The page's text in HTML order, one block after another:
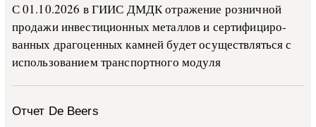
С 01.10.2026 в ГИИС ДМДК от­ра­же­ние роз­ни­ч­ной
про­да­жи ин­ве­сти­ци­он­ных ме­тал­лов и сер­ти­фи­ци­ро­
ван­ных дра­го­цен­ных ка­м­ней бу­дет осу­ще­ств­лять­ся с
ис­поль­зо­ва­ни­ем тран­с­пор­т­но­го мо­ду­ля
Отчет De Beers